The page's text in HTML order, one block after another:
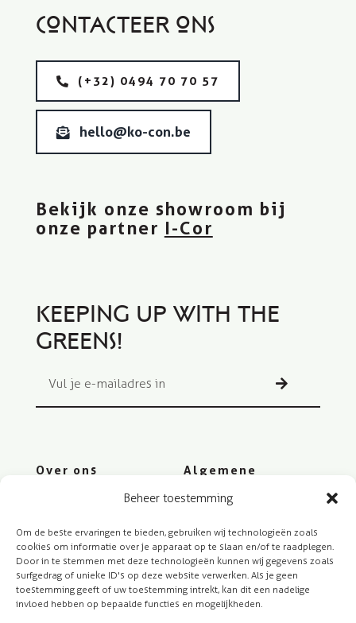
Beheer toestemming
Om de beste ervaringen te bieden, gebruiken wij technologieën zoals
cookies om informatie over je apparaat op te slaan en/of te raadplegen.
Door in te stemmen met deze technologieën kunnen wij gegevens zoals
surfgedrag of unieke ID's op deze website verwerken. Als je geen
toestemming geeft of uw toestemming intrekt, kan dit een nadelige
invloed hebben op bepaalde functies en mogelijkheden.
Contacteer ons
(+32) 0494 70 70 57
hello@ko-con.be
Bekijk onze showroom bij
onze partner I-Cor
Keeping up with the
greens!
Over ons
Plantenweetjes
Diensten
Contact
Algemene
Cookiebeleid
Cookiebeleid (EU)